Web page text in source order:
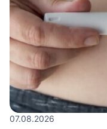
07.08.2026